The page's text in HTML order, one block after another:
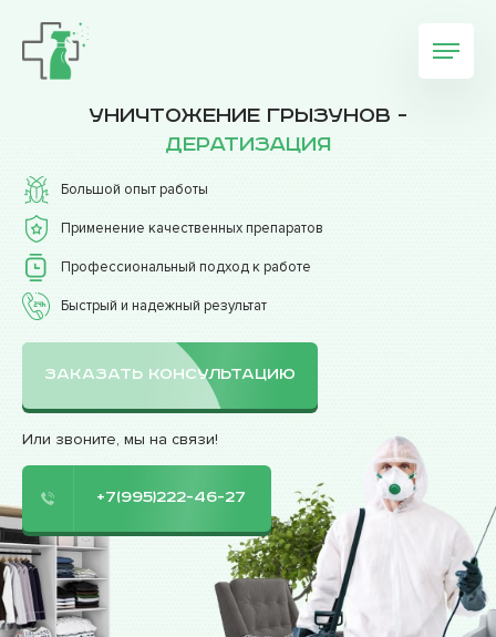
Уничтожение грызунов -
дератизация
Большой опыт работы
Применение качественных препаратов
Профессиональный подход к работе
Быстрый и надежный результат
ЗАКАЗАТЬ КОНСУЛЬТАЦИЮ
Или звоните, мы на связи!
+7(995)222-46-27